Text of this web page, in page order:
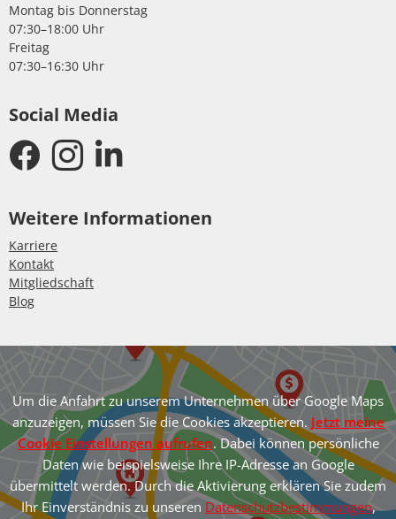
Montag bis Donnerstag
07:30–18:00 Uhr
Freitag
07:30–16:30 Uhr
Social Media
Weitere Informationen
Karriere
Kontakt
Mitgliedschaft
Blog
Um die Anfahrt zu unserem Unternehmen über Google Maps
anzuzeigen, müssen Sie die Cookies akzeptieren. Jetzt meine
Cookie Einstellungen aufrufen. Dabei können persönliche
Daten wie beispielsweise Ihre IP-Adresse an Google
übermittelt werden. Durch die Aktivierung erklären Sie zudem
Ihr Einverständnis zu unseren Datenschutzbestimmungen,